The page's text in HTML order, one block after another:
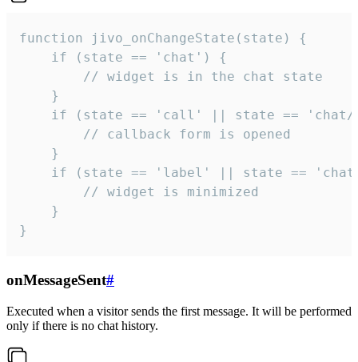
function jivo_onChangeState(state) {
    if (state == 'chat') {
        // widget is in the chat state
    }
if (state == 'call' || state ==
        // callback form is opened
    }
if (state == 'label' || state ==
        // widget is minimized
    }
}
onMessageSent#
Executed when a visitor sends the first message. It will be performed
only if there is no chat history.